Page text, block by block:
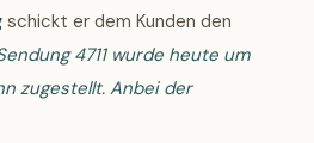
schickt er dem Kunden den
4711 wurde heute um
zugestellt. Anbei der